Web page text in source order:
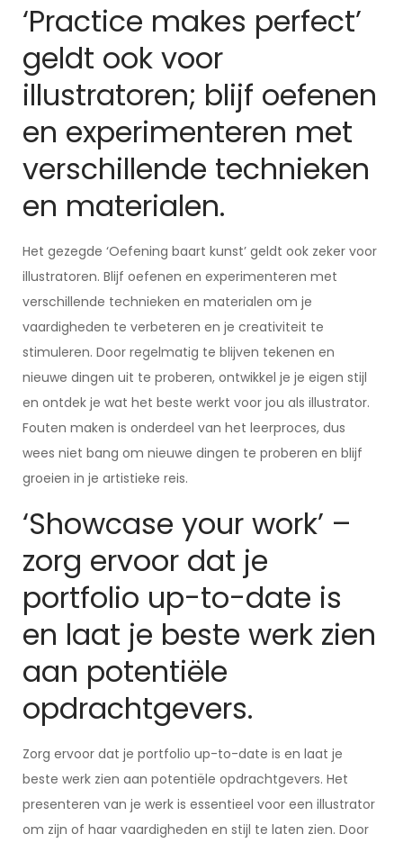
‘Practice makes perfect’
geldt ook voor
illustratoren; blijf oefenen
en experimenteren met
verschillende technieken
en materialen.
Het gezegde ‘Oefening baart kunst’ geldt ook zeker voor
illustratoren. Blijf oefenen en experimenteren met
verschillende technieken en materialen om je
vaardigheden te verbeteren en je creativiteit te
stimuleren. Door regelmatig te blijven tekenen en
nieuwe dingen uit te proberen, ontwikkel je je eigen stijl
en ontdek je wat het beste werkt voor jou als illustrator.
Fouten maken is onderdeel van het leerproces, dus
wees niet bang om nieuwe dingen te proberen en blijf
groeien in je artistieke reis.
‘Showcase your work’ –
zorg ervoor dat je
portfolio up-to-date is
en laat je beste werk zien
aan potentiële
opdrachtgevers.
Zorg ervoor dat je portfolio up-to-date is en laat je
beste werk zien aan potentiële opdrachtgevers. Het
presenteren van je werk is essentieel voor een illustrator
om zijn of haar vaardigheden en stijl te laten zien. Door